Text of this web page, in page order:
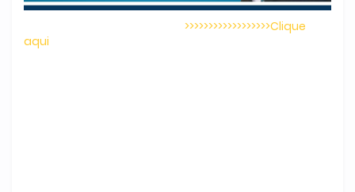
>>>>>>>>>>>>>>>>>>Clique
aqui